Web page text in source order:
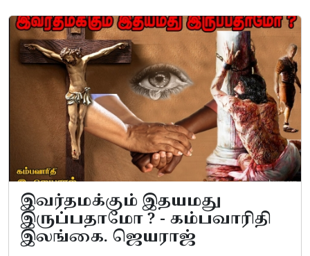
இவர்தமக்கும் இதயமது
இருப்பதாமோ ? - கம்பவாரிதி
இலங்கை. ஜெயராஜ்